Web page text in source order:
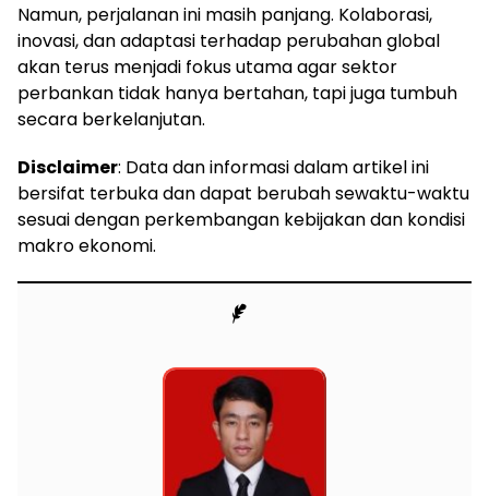
Namun, perjalanan ini masih panjang. Kolaborasi,
inovasi, dan adaptasi terhadap perubahan global
akan terus menjadi fokus utama agar sektor
perbankan tidak hanya bertahan, tapi juga tumbuh
secara berkelanjutan.
Disclaimer: Data dan informasi dalam artikel ini
bersifat terbuka dan dapat berubah sewaktu-waktu
sesuai dengan perkembangan kebijakan dan kondisi
makro ekonomi.